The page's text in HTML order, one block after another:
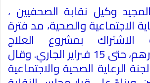
وكيل نقابة الصحفيين ،
الاجتماعية والصحية، مد فترة
بمشروع العلاج
15 فبراير الجاري .وقال
الرعاية الصحية والاجتماعية